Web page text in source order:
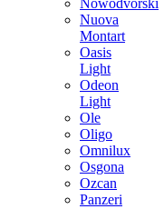
Nowodvorski
Nuova
Montart
Oasis
Light
Odeon
Light
Ole
Oligo
Omnilux
Osgona
Ozcan
Panzeri